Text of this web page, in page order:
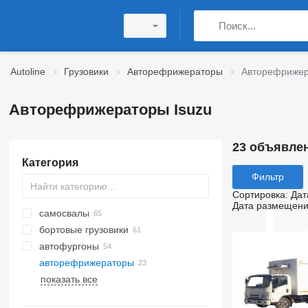
Autoline Грузовики Авторефрижераторы
Авторефрижераторы Isuzu
Категория
самосвалы
бортовые грузовики
автофургоны
авторефрижераторы
показать все
23
Фильтр
Сортировка:
Дата